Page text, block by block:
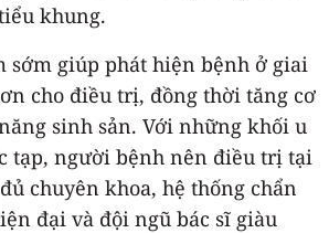
khung.
sớm giúp phát hiện bệnh ở giai
cho điều trị, đồng thời tăng cơ
sinh sản. Với những khối u
tạp, người bệnh nên điều trị tại
chuyên khoa, hệ thống chẩn
đại và đội ngũ bác sĩ giàu